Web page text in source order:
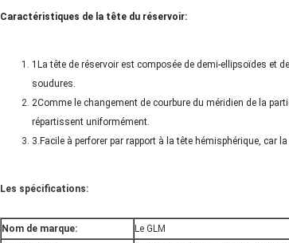
Caractéristiques de la tête du réservoir:
1La tête de réservoir est composée de demi-ellipsoïdes
soudures.
2Comme le changement de courbure du méridien de la
répartissent uniformément.
3.Facile à perforer par rapport à la tête hémisphérique, car
Les spécifications:
Nom de marque:
Le GLM